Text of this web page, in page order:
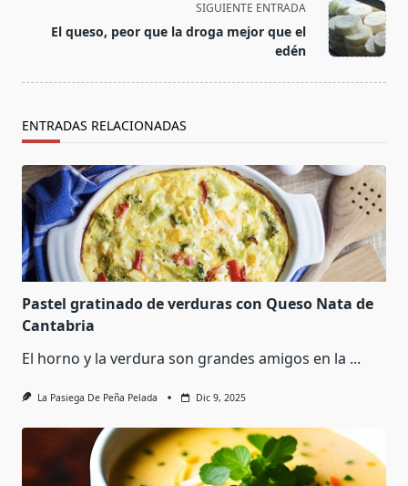
reader-
SIGUIENTE ENTRADA
El queso, peor que la droga mejor que el
edén
ENTRADAS RELACIONADAS
Pastel gratinado de verduras con Queso Nata de
Cantabria
El horno y la verdura son grandes amigos en la ...
La Pasiega De Peña Pelada Dic 9, 2025